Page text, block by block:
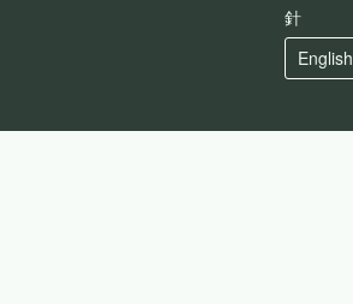
針
English